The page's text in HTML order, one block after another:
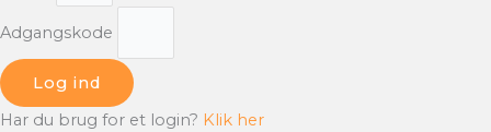
Adgangskode
Log ind
Har du brug for et login? Klik her